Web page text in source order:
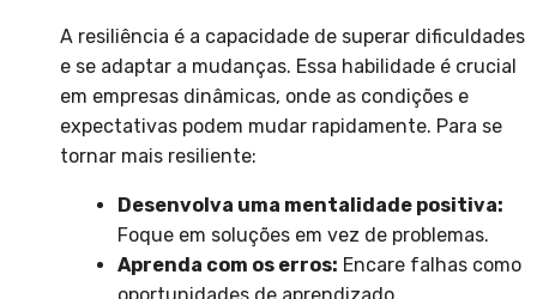
A resiliência é a capacidade de superar dificuldades
e se adaptar a mudanças. Essa habilidade é crucial
em empresas dinâmicas, onde as condições e
expectativas podem mudar rapidamente. Para se
tornar mais resiliente:
Desenvolva uma mentalidade positiva:
Foque em soluções em vez de problemas.
Aprenda com os erros: Encare falhas como